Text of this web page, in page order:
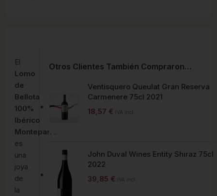
El
Lomo
de
Bellota
100%
Ibérico
Monteparra
es
una
joya
de
la
Otros Clientes También Compraron…
Ventisquero Queulat Gran Reserva
Carmenere 75cl 2021
18,57 € IVA incl.
John Duval Wines Entity Shiraz 75cl
2022
39,85 € IVA incl.